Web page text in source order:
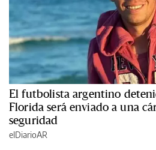
El futbolista argentino
Florida será enviado a una
seguridad
elDiarioAR